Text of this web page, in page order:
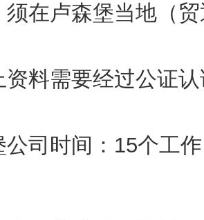
须在卢森堡当地（
资料需要经过公证
公司时间：15个工